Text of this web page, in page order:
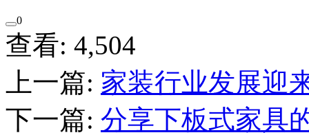
0
查看: 4,504
上一篇: 家装行业发展迎
下一篇: 分享下板式家具